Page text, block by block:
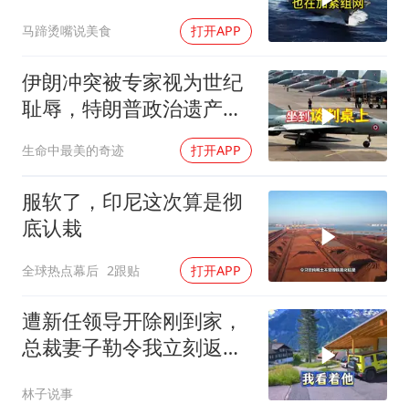
马蹄烫嘴说美食 打开APP
伊朗冲突被专家视为世纪
耻辱，特朗普政治遗产遭
生命中最美的奇迹 打开APP
服软了，印尼这次算是彻
底认栽
全球热点幕后 2跟贴 打开APP
遭新任领导开除刚到家，
总裁妻子勒令我立刻返
林子说事